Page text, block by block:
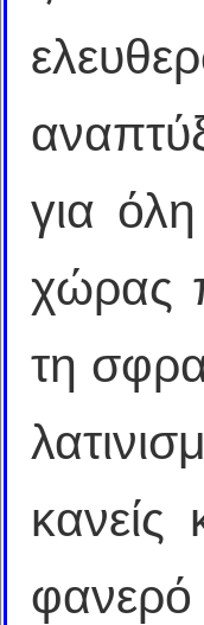
για
χώρας
τη
κανείς